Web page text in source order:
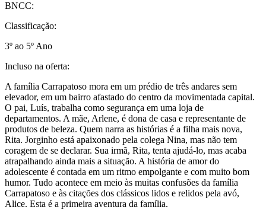
BNCC:
Classificação:
3º ao 5º Ano
Incluso na oferta:
A família Carrapatoso mora em um prédio de três andares sem
elevador, em um bairro afastado do centro da movimentada capital.
O pai, Luís, trabalha como segurança em uma loja de
departamentos. A mãe, Arlene, é dona de casa e representante de
produtos de beleza. Quem narra as histórias é a filha mais nova,
Rita. Jorginho está apaixonado pela colega Nina, mas não tem
coragem de se declarar. Sua irmã, Rita, tenta ajudá-lo, mas acaba
atrapalhando ainda mais a situação. A história de amor do
adolescente é contada em um ritmo empolgante e com muito bom
humor. Tudo acontece em meio às muitas confusões da família
Carrapatoso e às citações dos clássicos lidos e relidos pela avó,
Alice. Esta é a primeira aventura da família.